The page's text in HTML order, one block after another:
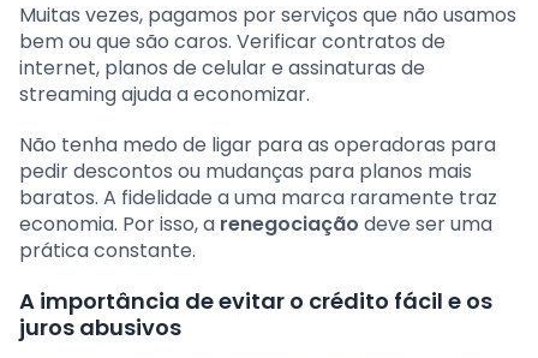
Muitas vezes, pagamos por serviços que não usamos
bem ou que são caros. Verificar contratos de
internet, planos de celular e assinaturas de
streaming ajuda a economizar.
Não tenha medo de ligar para as operadoras para
pedir descontos ou mudanças para planos mais
baratos. A fidelidade a uma marca raramente traz
economia. Por isso, a renegociação deve ser uma
prática constante.
A importância de evitar o crédito fácil e os
juros abusivos